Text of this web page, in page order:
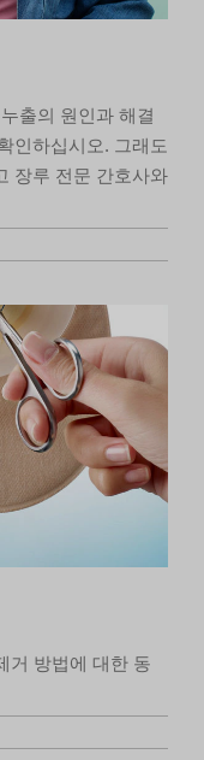
출의 원인과 해결
인하십시오. 그래도
장루 전문 간호사와
거 방법에 대한 동